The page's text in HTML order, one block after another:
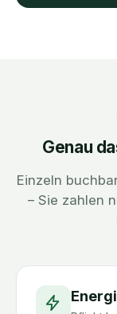
Genau
Einzeln
– Sie zahlen